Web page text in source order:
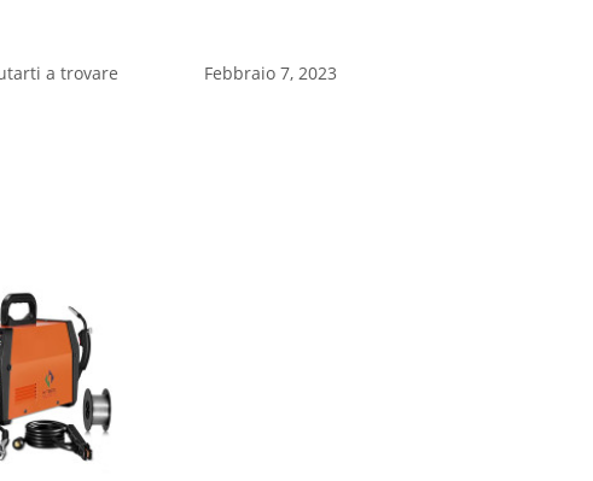
a trovare
Febbraio 7, 2023